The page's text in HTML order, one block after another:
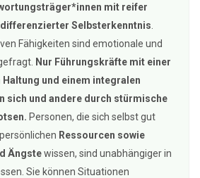
mit reifer
Selbsterkenntnis
Fähigkeiten sind emotionale und
Nur Führungskräfte mit einer
und einem integralen
sich und andere durch stürmische
Personen, die sich selbst gut
Ressourcen sowie
Ängstewissen, sind unabhängiger in
Sie können Situationen